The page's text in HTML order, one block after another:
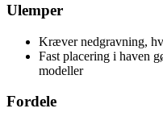
Ulemper
Kræver nedgravning,
Fast placering i haven
modeller
Fordele